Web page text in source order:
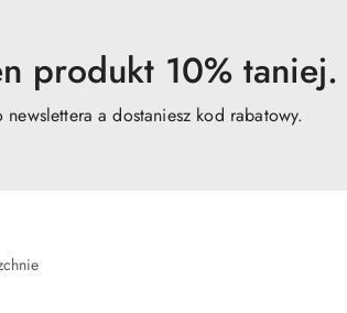
produkt 10% taniej.
newslettera a dostaniesz kod rabatowy.